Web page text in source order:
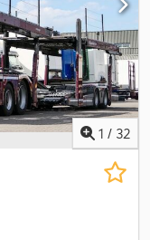
1 / 32